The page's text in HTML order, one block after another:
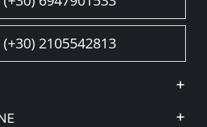
(+30) 2105542813